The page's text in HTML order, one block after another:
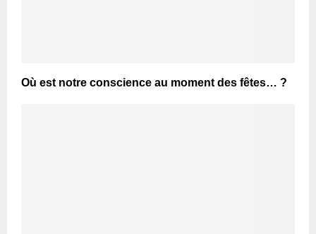
Où est notre conscience au moment des fêtes… ?